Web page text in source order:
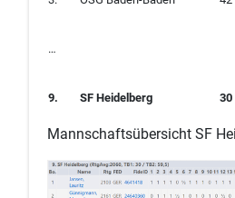
…
9. SF Heidelberg 30
Mannschaftsübersicht SF